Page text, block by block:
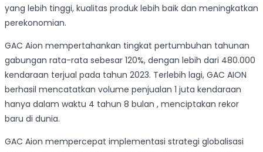
yang lebih tinggi, kualitas produk lebih baik dan meningkatkan
perekonomian.
GAC Aion mempertahankan tingkat pertumbuhan tahunan
gabungan rata-rata sebesar 120%, dengan lebih dari 480.000
kendaraan terjual pada tahun 2023. Terlebih lagi, GAC AION
berhasil mencatatkan volume penjualan 1 juta kendaraan
hanya dalam waktu 4 tahun 8 bulan , menciptakan rekor
baru di dunia.
GAC Aion mempercepat implementasi strategi globalisasi